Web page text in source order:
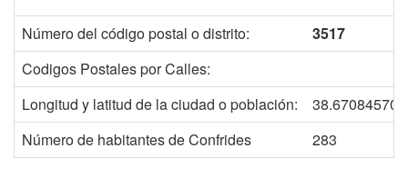
Número del código postal o distrito:
3517
Codigos Postales por Calles:
Longitud y latitud de la ciudad o población:
Número de habitantes de Confrides
283